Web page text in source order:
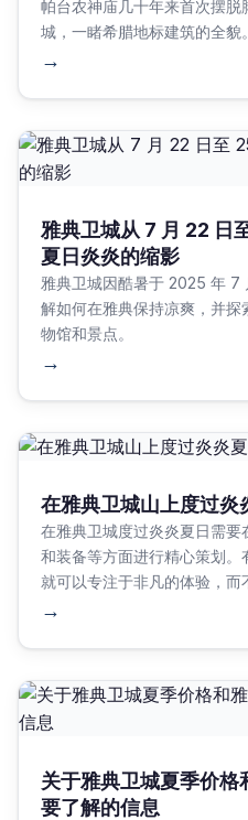
帕台农神庙几十年来首次摆脱
城，一睹希腊地标建筑的全貌。
→
雅典卫城从 7 月 22 日
夏日炎炎的缩影
雅典卫城因酷暑于 2025 年 7
解如何在雅典保持凉爽，并
物馆和景点。
→
在雅典卫城山上度过炎
在雅典卫城度过炎炎夏日需
和装备等方面进行精心策划
就可以专注于非凡的体验，而
→
关于雅典卫城夏季价
要了解的信息